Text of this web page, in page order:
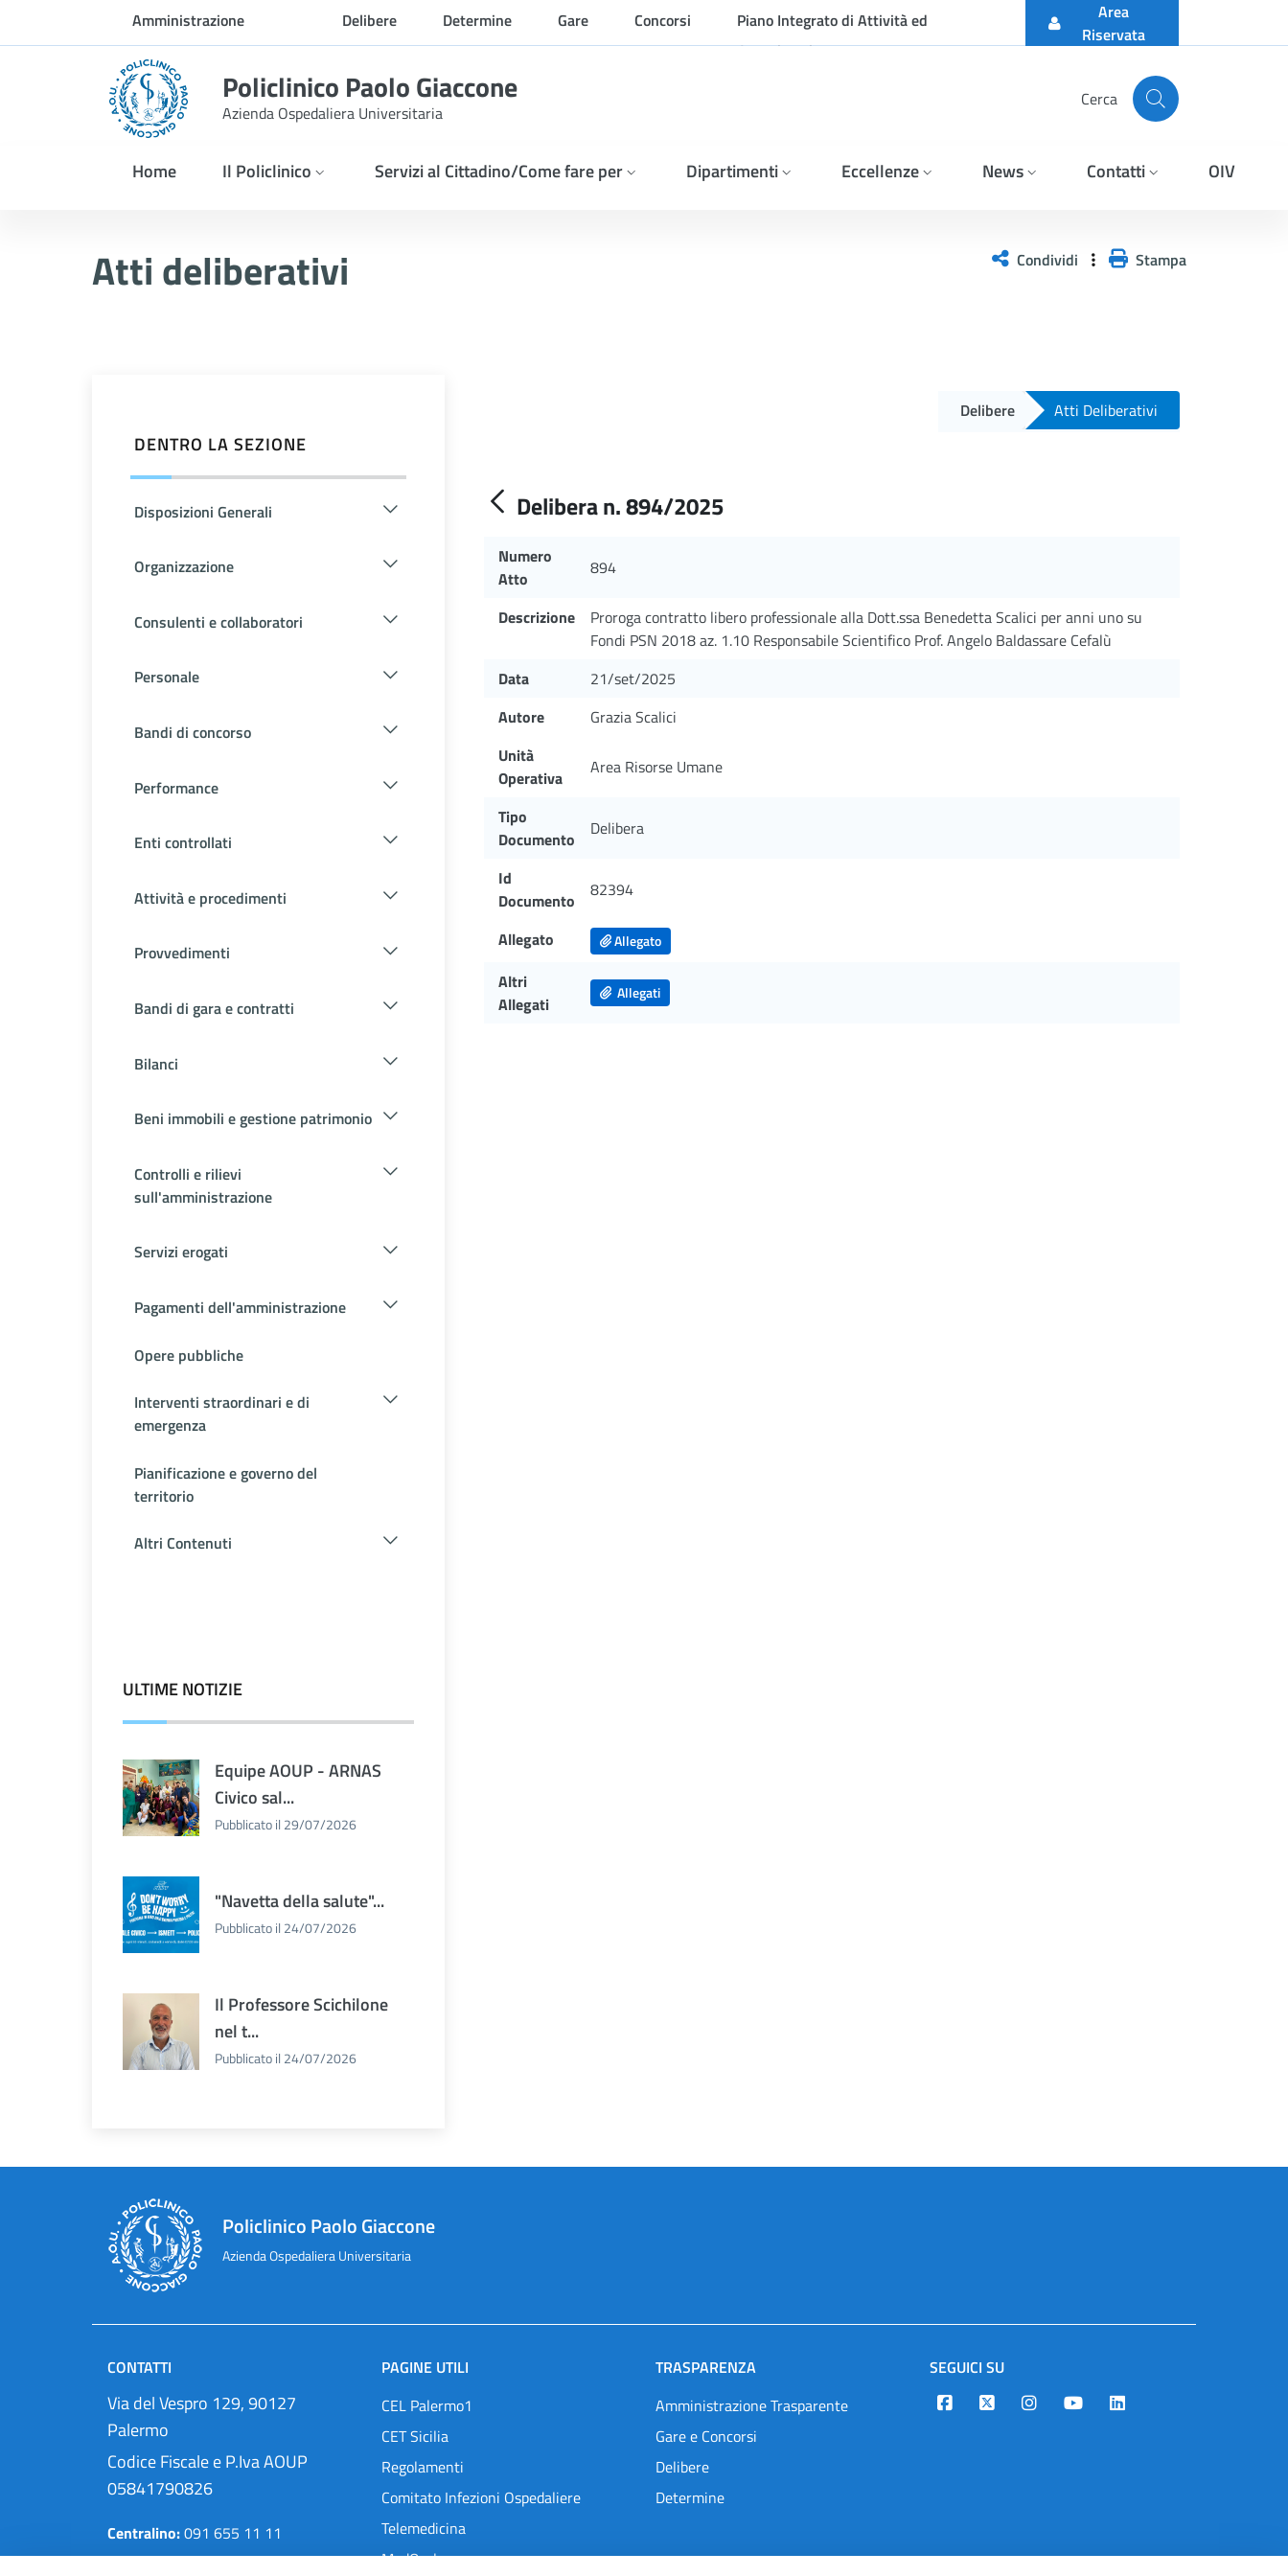
Skip to Main ContentAmministrazione
trasparente
Delibere Determine Gare Concorsi
Piano Integrato di Attività ed
Organizzazione
Area
Riservata
Policlinico Paolo Giaccone
Azienda Ospedaliera Universitaria
Cerca
Home Il Policlinico Servizi al Cittadino/Come fare per Dipartimenti Eccellenze News Contatti OIV
Atti deliberativi Condividi Stampa
DENTRO LA SEZIONE
Disposizioni Generali
Organizzazione
Consulenti e collaboratori
Personale
Bandi di concorso
Performance
Enti controllati
Attività e procedimenti
Provvedimenti
Bandi di gara e contratti
Bilanci
Beni immobili e gestione patrimonio
Controlli e rilievi
sull'amministrazione
Servizi erogati
Pagamenti dell'amministrazione
Opere pubbliche
Interventi straordinari e di
emergenza
Pianificazione e governo del
territorio
Altri Contenuti
ULTIME NOTIZIE
Equipe AOUP - ARNAS
Civico sal...
Pubblicato il 29/07/2026
"Navetta della salute"...
Pubblicato il 24/07/2026
Il Professore Scichilone
nel t...
Pubblicato il 24/07/2026
Delibere Atti Deliberativi
Delibera n. 894/2025
Numero
Atto
894
Descrizione
Proroga contratto libero professionale alla Dott.ssa Benedetta Scalici per anni uno su
Fondi PSN 2018 az. 1.10 Responsabile Scientifico Prof. Angelo Baldassare Cefalù
Data
21/set/2025
Autore
Grazia Scalici
Unità
Operativa
Area Risorse Umane
Tipo
Documento
Delibera
Id
Documento
82394
Allegato Allegato
Altri
Allegati
Allegati
Policlinico Paolo Giaccone
Azienda Ospedaliera Universitaria
CONTATTI
Via del Vespro 129, 90127
Palermo
Codice Fiscale e P.Iva AOUP
05841790826
Centralino:091 655 11 11
Pec:protocollo@cert.policlinico.pa.it
PAGINE UTILI
CEL Palermo1
CET Sicilia
Regolamenti
Comitato Infezioni Ospedaliere
Telemedicina
MedOral
TRASPARENZA
Amministrazione Trasparente
Gare e Concorsi
Delibere
Determine
SEGUICI SU
Designers Italia
TwitterInstagramYoutubeLinkedin